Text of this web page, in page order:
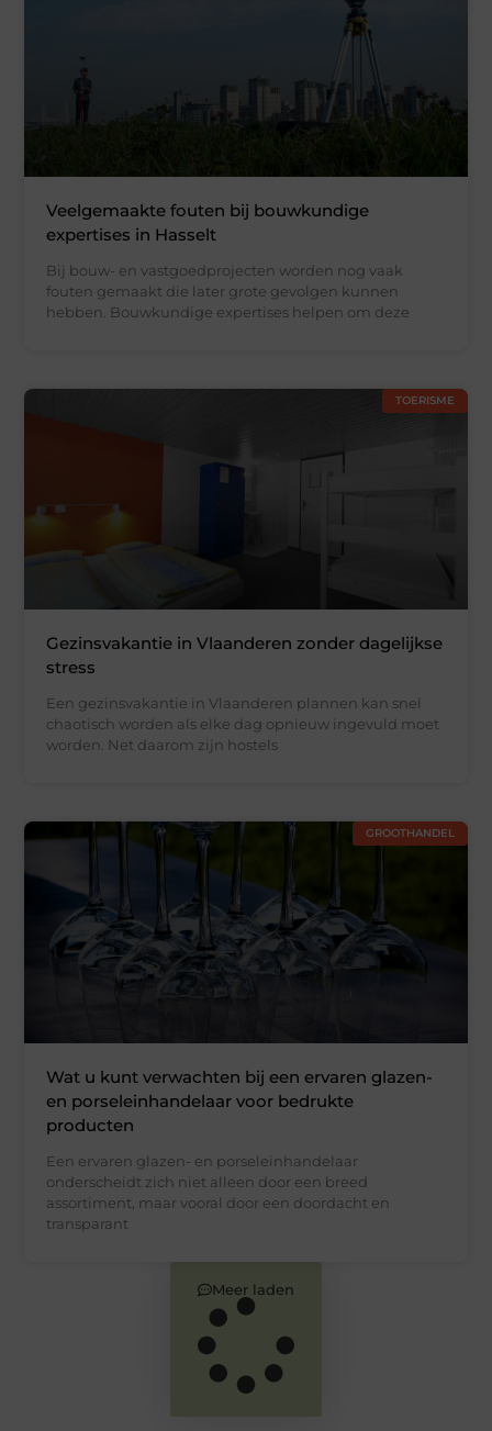
Veelgemaakte fouten bij bouwkundige
expertises in Hasselt
Bij bouw- en vastgoedprojecten worden nog vaak
fouten gemaakt die later grote gevolgen kunnen
hebben. Bouwkundige expertises helpen om deze
TOERISME
Gezinsvakantie in Vlaanderen zonder dagelijkse
stress
Een gezinsvakantie in Vlaanderen plannen kan snel
chaotisch worden als elke dag opnieuw ingevuld moet
worden. Net daarom zijn hostels
GROOTHANDEL
Wat u kunt verwachten bij een ervaren glazen-
en porseleinhandelaar voor bedrukte
producten
Een ervaren glazen- en porseleinhandelaar
onderscheidt zich niet alleen door een breed
assortiment, maar vooral door een doordacht en
transparant
Meer laden